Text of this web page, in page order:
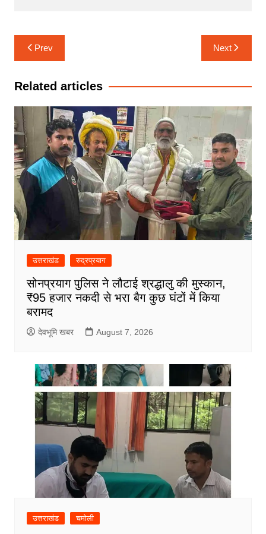
Post
navigation
Prev Next
Related articles
उत्तराखंड रुद्रप्रयाग
सोनप्रयाग पुलिस ने लौटाई श्रद्धालु की मुस्कान,
₹95 हजार नकदी से भरा बैग कुछ घंटों में किया
बरामद
देवभूमि खबर August 7, 2026
उत्तराखंड चमोली